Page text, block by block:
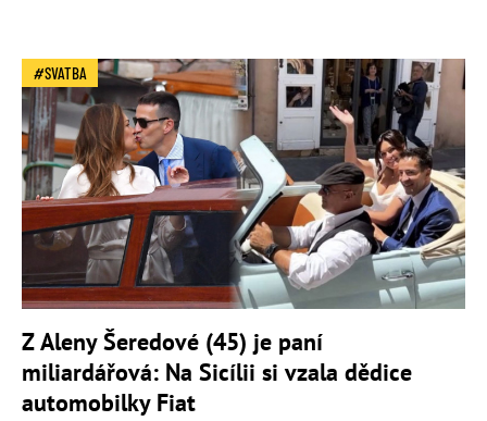
SVATBA
Z Aleny Šeredové (45) je paní
miliardářová: Na Sicílii si vzala dědice
automobilky Fiat